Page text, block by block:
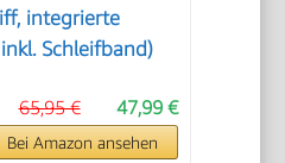
integrierte
Schleifband)
47,99 €
65,95 €
Bei Amazon ansehen